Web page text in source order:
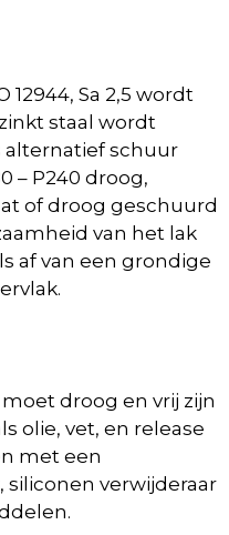
12944, Sa 2,5 wordt
staal wordt
alternatief schuur
– P240 droog,
of droog geschuurd
van het lak
af van een grondige
droog en vrij zijn
olie, vet, en release
met een
verwijderaar